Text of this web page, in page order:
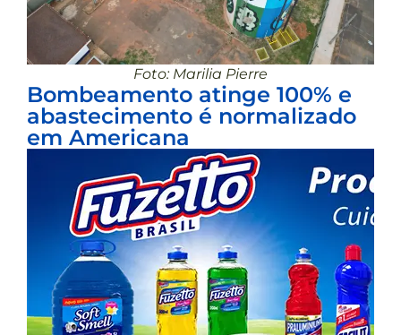
Foto: Marilia Pierre
Bombeamento atinge 100% e
abastecimento é normalizado
em Americana